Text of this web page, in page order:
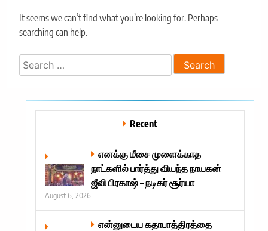
It seems we can’t find what you’re looking for. Perhaps
searching can help.
Search
for:
Recent
எனக்கு மீசை முளைக்காத
நாட்களில் பார்த்து வியந்த நாயகன்
ஜீவி பிரகாஷ் – நடிகர் சூர்யா
August 6, 2026
என்னுடைய கதாபாத்திரத்தை